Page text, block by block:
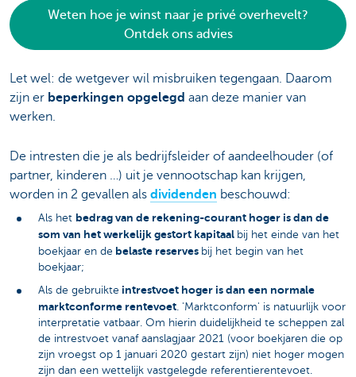
Weten hoe je winst naar je privé overhevelt?
Ontdek ons advies
Let wel: de wetgever wil misbruiken tegengaan. Daarom
zijn er beperkingen opgelegd aan deze manier van
werken.
De intresten die je als bedrijfsleider of aandeelhouder (of
partner, kinderen …) uit je vennootschap kan krijgen,
worden in 2 gevallen als dividenden beschouwd:
Als het bedrag van de rekening-courant hoger is dan de
som van het werkelijk gestort kapitaal bij het einde van het
boekjaar en de belaste reserves bij het begin van het
boekjaar;
Als de gebruikte intrestvoet hoger is dan een normale
marktconforme rentevoet . 'Marktconform' is natuurlijk voor
interpretatie vatbaar. Om hierin duidelijkheid te scheppen zal
de intrestvoet vanaf aanslagjaar 2021 (voor boekjaren die op
zijn vroegst op 1 januari 2020 gestart zijn) niet hoger mogen
zijn dan een wettelijk vastgelegde referentierentevoet.